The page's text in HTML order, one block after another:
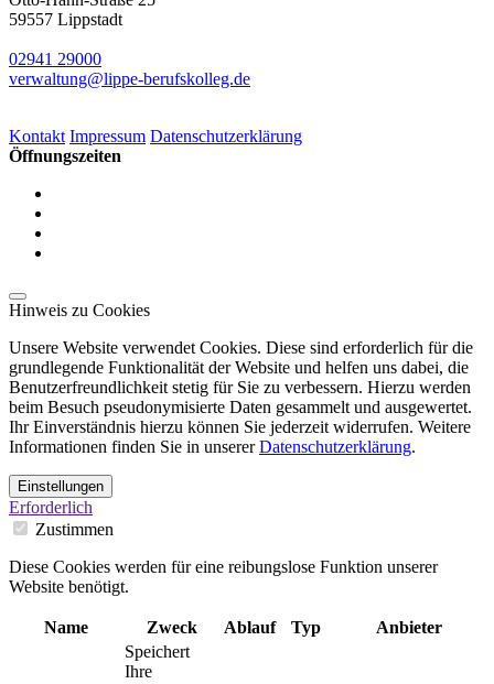
59557 Lippstadt
02941 29000
verwaltung@lippe-berufskolleg.de
Kontakt Impressum Datenschutzerklärung
Öffnungszeiten
Hinweis zu Cookies
Unsere Website verwendet Cookies. Diese sind erforderlich für die
grundlegende Funktionalität der Website und helfen uns dabei, die
Benutzerfreundlichkeit stetig für Sie zu verbessern. Hierzu werden
beim Besuch pseudonymisierte Daten gesammelt und ausgewertet.
Ihr Einverständnis hierzu können Sie jederzeit widerrufen. Weitere
Informationen finden Sie in unsererDatenschutzerklärung.
Einstellungen
Erforderlich
Zustimmen
Diese Cookies werden für eine reibungslose Funktion unserer
Website benötigt.
Name Zweck Ablauf Typ
Anbieter
Speichert
Ihre